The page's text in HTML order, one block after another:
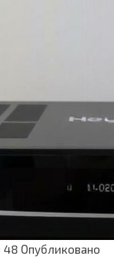
48 Опубликовано